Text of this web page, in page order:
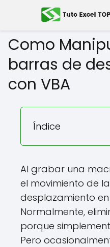
Como
barras de
con VBA
Índice
Al grabar una
el movimiento de
desplazamiento
Normalmente,
porque
Pero